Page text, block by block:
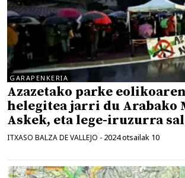
GARAPENKERIA
Azazetako parke
helegitea jarri du Arabako
Askek, eta lege-iruzurra
ITXASO BALZA DE VALLEJO - 2024 otsailak 10